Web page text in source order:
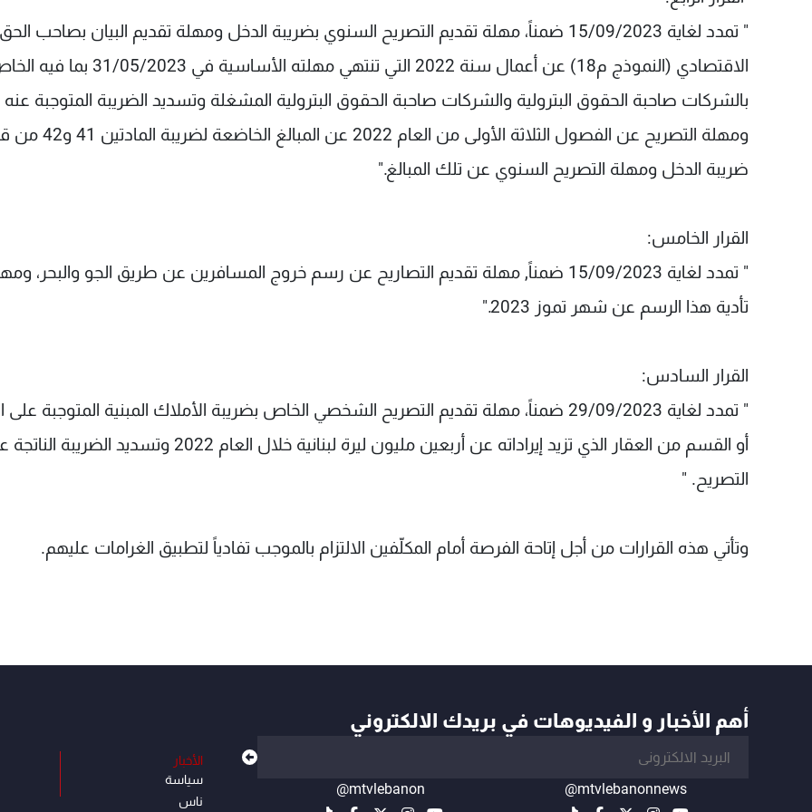
" تمدد لغاية 15/09/2023 ضمناً، مهلة تقديم التصريح السنوي بضريبة الدخل ومهلة تقديم البيان بصاحب الحق
الاقتصادي (النموذج م18) عن أعمال سنة 2022 التي تنتهي مهلته الأساسية في 31/05/
بالشركات صاحبة الحقوق البترولية والشركات صاحبة الحقوق البترولية المشغلة وتسديد الضريبة المتوجبة عنه
ومهلة التصريح عن الفصول الثلاثة الأولى من العام
ضريبة الدخل ومهلة التصريح السنوي عن تلك المبالغ."
القرار الخامس:
" تمدد لغاية 15/09/2023 ضمناً, مهلة تقديم التصاريح عن رسم خروج المسافرين عن طريق الجو والبحر،
تأدية هذا الرسم عن شهر تموز 2023."
القرار السادس:
" تمدد لغاية 29/09/2023 ضمناً، مهلة تقديم التصريح الشخصي الخاص بضريبة الأملاك المبنية المتوجبة على
أو القسم من العقار الذي تزيد إيراداته عن أربعين مليون ليرة لبنانية خلال العام 2022 وتسديد الضريبة
التصريح. "
وتأتي هذه القرارات من أجل إتاحة الفرصة أمام المكلّفين الالتزام بالموجب تفادياً لتطبيق الغرامات عليهم.
أهم الأخبار و الفيديوهات في بريدك الالكتروني
@mtvlebanonnews
@mtvlebanon
الأخبار
سياسة
ناس